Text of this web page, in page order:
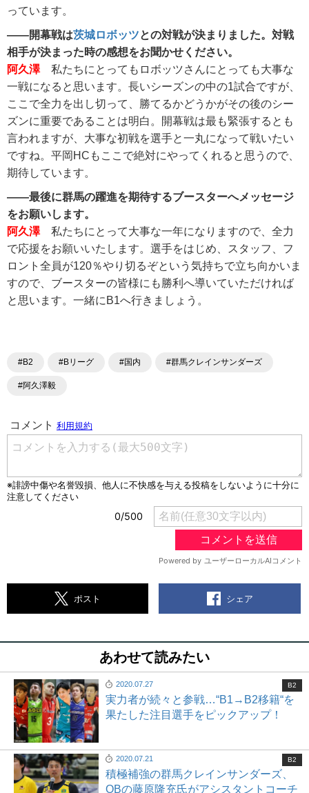
っています。
――開幕戦は茨城ロボッツとの対戦が決まりました。対戦
相手が決まった時の感想をお聞かせください。
阿久澤私たちにとってもロボッツさんにとっても大事な
一戦になると思います。長いシーズンの中の1試合ですが、
ここで全力を出し切って、勝てるかどうかがその後のシー
ズンに重要であることは明白。開幕戦は最も緊張するとも
言われますが、大事な初戦を選手と一丸になって戦いたい
ですね。平岡HCもここで絶対にやってくれると思うので、
期待しています。
――最後に群馬の躍進を期待するブースターへメッセージ
をお願いします。
阿久澤私たちにとって大事な一年になりますので、全力
で応援をお願いいたします。選手をはじめ、スタッフ、フ
ロント全員が120％やり切るぞという気持ちで立ち向かいま
すので、ブースターの皆様にも勝利へ導いていただければ
と思います。一緒にB1へ行きましょう。
#B2 #Bリーグ #国内 #群馬クレインサンダーズ
#阿久澤毅
ポスト シェア
あわせて読みたい
2020.07.27
実力者が続々と参戦…“B1→B2移籍“を
果たした注目選手をピックアップ！
B2
2020.07.21
積極補強の群馬クレインサンダーズ、
OBの藤原隆充氏がアシスタントコーチ
B2